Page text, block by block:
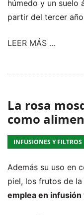
húmedo y un suelo
partir del tercer
LEER MÁS ...
La rosa
como
INFUSIONES Y FILTROS
Además su uso en
piel, los frutos de la
emplea en